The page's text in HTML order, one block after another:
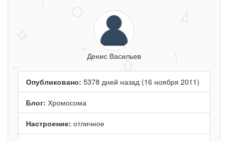
Денис Васильев
Опубликовано: 5378 дней назад (16 ноября 2011)
Блог: Хромосома
Настроение: отличное